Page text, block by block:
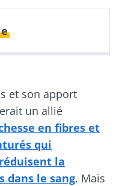
et son apport
un allié
en fibres et
qui
la
dans le sang. Mais